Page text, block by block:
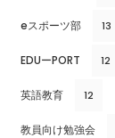
eスポーツ部 13
EDUーPORT 12
英語教育 12
教員向け勉強会